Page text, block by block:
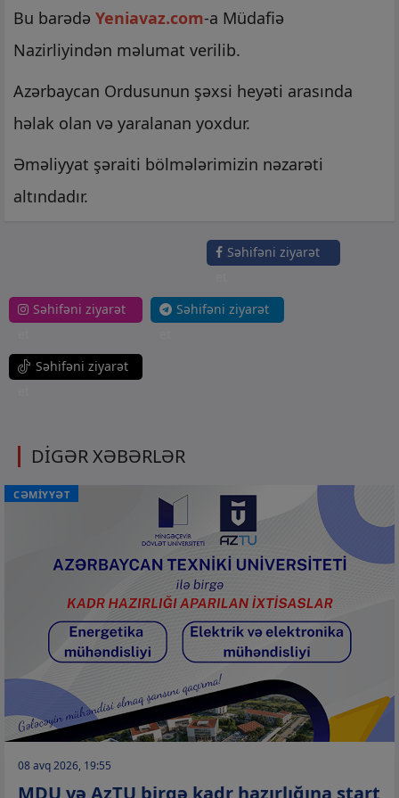
Bu barədə Yeniavaz.com-a Müdafiə
Nazirliyindən məlumat verilib.
Azərbaycan Ordusunun şəxsi heyəti arasında
həlak olan və yaralanan yoxdur.
Əməliyyat şəraiti bölmələrimizin nəzarəti
altındadır.
Səhifəni ziyarət
Səhifəni ziyarət
Səhifəni ziyarət
Səhifəni ziyarət
DİGƏR XƏBƏRLƏR
CƏMİYYƏT
08 avq 2026, 19:55